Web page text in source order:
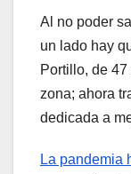
Al no poder
un lado hay
Portillo, de
zona; ahora
dedicada a
La pandemia